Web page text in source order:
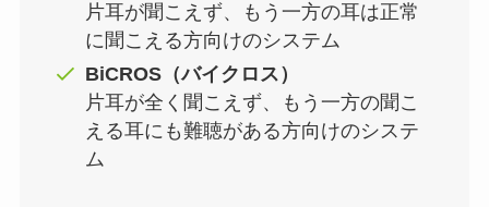
片耳が聞こえず、もう一方の耳は正常
に聞こえる方向けのシステム
BiCROS（バイクロス）
片耳が全く聞こえず、もう一方の聞こ
える耳にも難聴がある方向けのシステ
ム